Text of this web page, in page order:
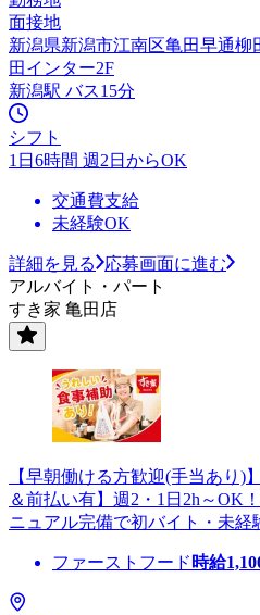
面接地
新潟県新潟市江南区亀田早通柳
田インター2F
新潟駅 バス15分
シフト
1日6時間 週2日からOK
交通費支給
未経験OK
詳細を見る
応募画面に進む
アルバイト・パート
すき家 亀田店
【早朝働ける方歓迎(手当あ
＆前払い有】週2・1日2h～OK
ニュアル完備で初バイト・未経
ファーストフード 時給